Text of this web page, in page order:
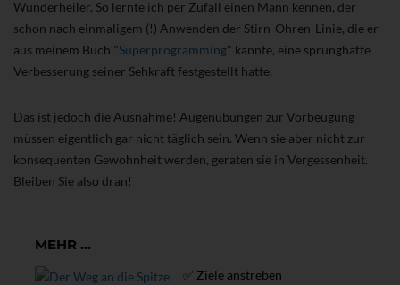
Wunderheiler. So lernte ich per Zufall einen Mann kennen, der
schon nach einmaligem (!) Anwenden der Stirn-Ohren-Linie, die er
aus meinem Buch "Superprogramming" kannte, eine sprunghafte
Verbesserung seiner Sehkraft festgestellt hatte.
Das ist jedoch die Ausnahme! Augenübungen zur Vorbeugung
müssen eigentlich gar nicht täglich sein. Wenn sie aber nicht zur
konsequenten Gewohnheit werden, geraten sie in Vergessenheit.
Bleiben Sie also dran!
MEHR ...
✅ Ziele anstreben